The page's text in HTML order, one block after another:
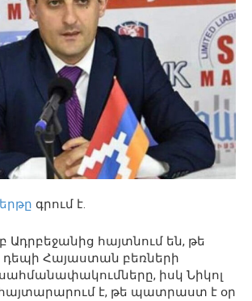
գրում է.
Ադրբեջանից հայտնում են, թե
դեպի Հայաստան բեռների
իսկ Նիկոլ
հայտարարում է, թե պատրաստ է օր